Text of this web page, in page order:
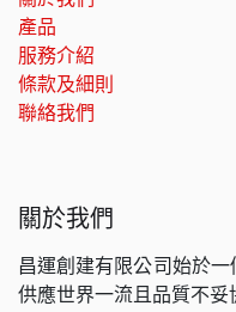
產品
服務介紹
條款及細則
聯絡我們
關於我們
昌運創建有限公司始於
供應世界一流且品質不妥